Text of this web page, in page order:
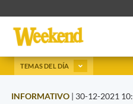
TEMAS DEL DÍA
INFORMATIVO | 30-12-2021